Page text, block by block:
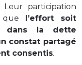
Leur participation
que l’effort soit
dans la dette
constat partagé
consentis.